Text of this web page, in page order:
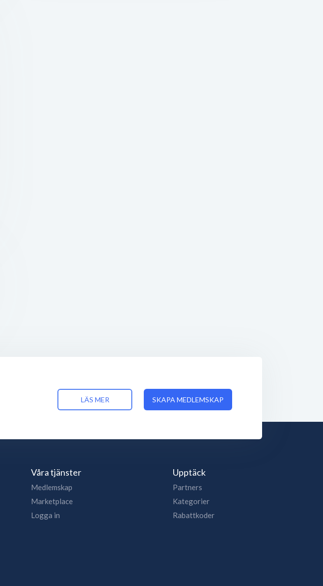
LÄS MER SKAPA MEDLEMSKAP
Våra tjänster
Medlemskap
Marketplace
Logga in
Upptäck
Partners
Kategorier
Rabattkoder